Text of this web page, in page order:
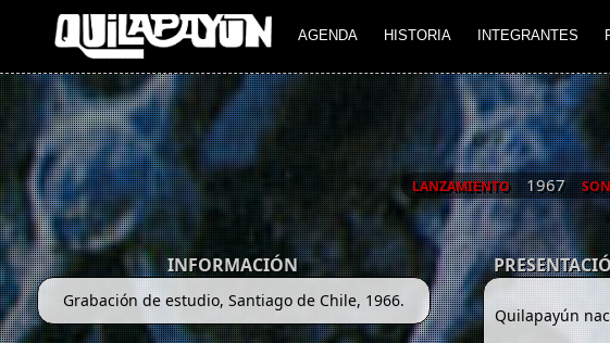
AGENDA HISTORIA INTEGRANTES
LANZAMIENTO 1967
INFORMACIÓN
Grabación de estudio, Santiago de Chile, 1966.
Quilapayún